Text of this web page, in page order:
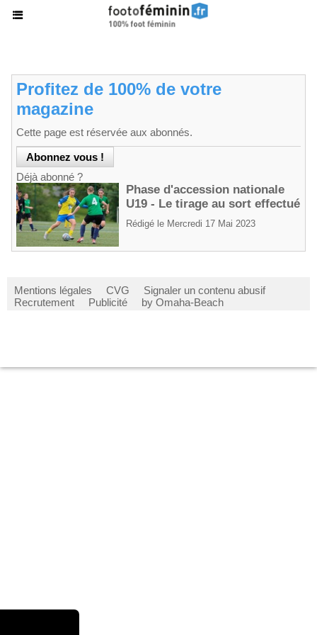
Profitez de 100% de votre
magazine
Cette page est réservée aux abonnés.
Déjà abonné ?
Phase d'accession nationale
U19 - Le tirage au sort effectué
Rédigé le Mercredi 17 Mai 2023
Mentions légales CVG
Signaler un contenu abusif
Recrutement
Publicité by Omaha-Beach